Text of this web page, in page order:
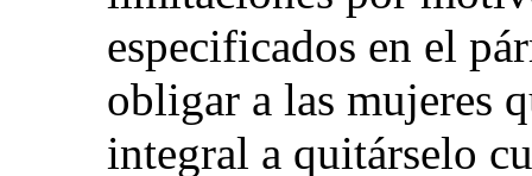
especificados en el
obligar a las mujeres
integral a quitárselo